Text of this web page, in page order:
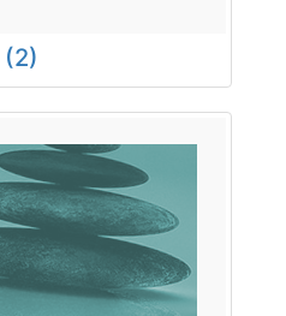
(2)